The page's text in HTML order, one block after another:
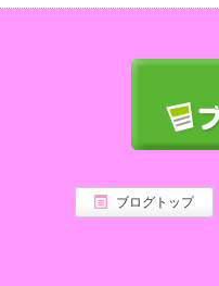
ブログトップ